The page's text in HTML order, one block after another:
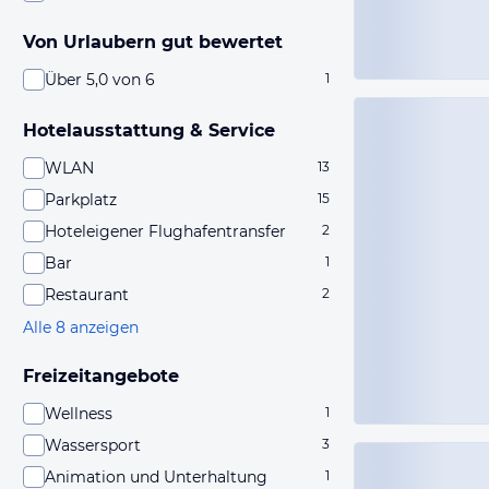
Von Urlaubern gut bewertet
Über 5,0 von 6 1
Hotelausstattung & Service
WLAN 13
Parkplatz 15
Hoteleigener Flughafentransfer 2
Bar 1
Restaurant 2
Alle 8 anzeigen
Freizeitangebote
Wellness 1
Wassersport 3
Animation und Unterhaltung 1